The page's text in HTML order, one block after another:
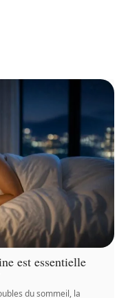
est essentielle
du sommeil, la